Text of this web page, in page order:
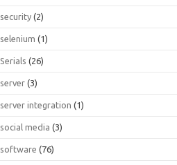
security (2)
selenium (1)
Serials (26)
server (3)
server integration (1)
social media (3)
software (76)